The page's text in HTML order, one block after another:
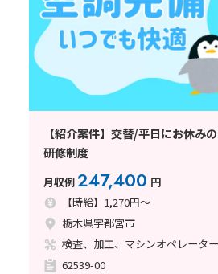
【紹介案件】交替/平日にお休み
研修制度
月収例247,400 円
【時給】1,270円～
栃木県宇都宮市
検査、加工、マシンオペレーター
62539-00